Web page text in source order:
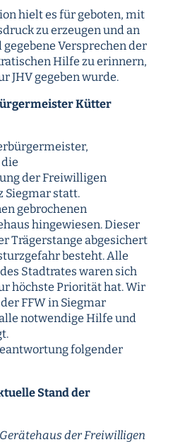
hielt es für geboten, mit
zu erzeugen und an
Versprechen der
Hilfe zu erinnern,
JHV gegeben wurde.
Kütter
der Freiwilligen
Siegmar statt.
gebrochenen
hingewiesen. Dieser
Trägerstange abgesichert
besteht. Alle
Stadtrates waren sich
höchste Priorität hat. Wir
FFW in Siegmar
notwendige Hilfe und
folgender
Stand der
der Freiwilligen